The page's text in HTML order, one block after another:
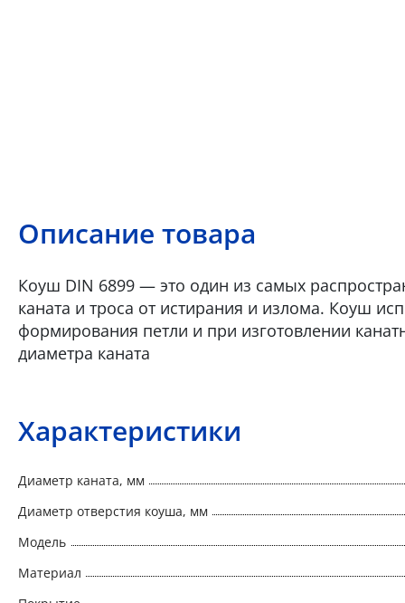
Описание товара
Коуш DIN 6899 — это один из самых
каната и троса от истирания и излома. Коуш
формирования петли и при изготовлении
диаметра каната
Характеристики
Диаметр каната, мм
Диаметр отверстия коуша, мм
Модель
Материал